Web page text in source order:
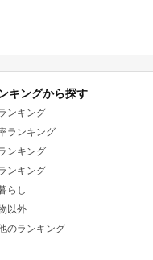
キングから探す
ンキング
ランキング
ンキング
ンキング
らし
以外
のランキング